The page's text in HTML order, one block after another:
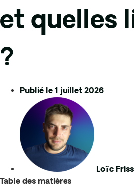
et quelles
?
Publié le 1 juillet 2026
Loïc
Table des matières